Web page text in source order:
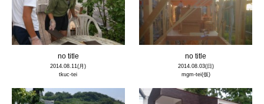
no title
2014.08.11(月)
tkuc-tei
no title
2014.08.03(日)
mgm-tei(仮)